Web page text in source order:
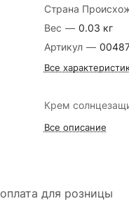
Страна
Вес — 0.03 кг
Артикул —
Все
Крем
Все описание
для розницы